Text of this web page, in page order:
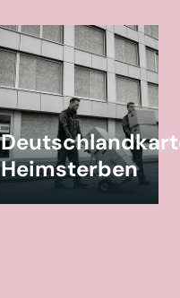
Heimsterben